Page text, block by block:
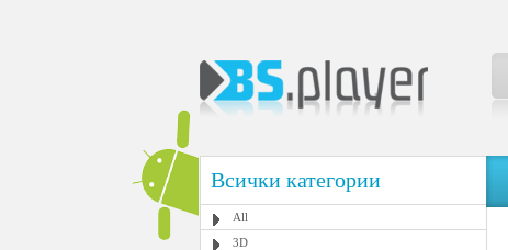
Всички категории
All
3D